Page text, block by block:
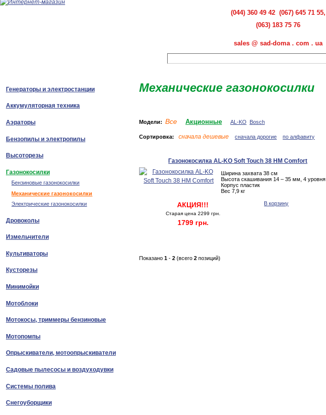
(044) 360 49 42 (067) 645 71 55,
(063) 183 75 76
sales @ sad-doma . com . ua
Генераторы и электростанции
Аккумуляторная техника
Аэраторы
Бензопилы и электропилы
Высоторезы
Газонокосилки
Бензиновые газонокосилки
Механические газонокосилки
Электрические газонокосилки
Дровоколы
Измельчители
Культиваторы
Кусторезы
Минимойки
Мотоблоки
Мотокосы, триммеры бензиновые
Мотопомпы
Опрыскиватели, мотоопрыскиватели
Садовые пылесосы и воздуходувки
Системы полива
Снегоуборщики
Механические газонокосилки
Модели:Все Акционные AL-KO Bosch
Сортировка: сначала дешевые сначала дорогие по алфавиту
Газонокосилка AL-KO Soft Touch 38 HM Comfort
Ширина захвата 38 см
Высота скашивания 14 – 35 мм, 4 уровня
Корпус пластик
Вес 7,9 кг
АКЦИЯ!!!
Старая цена 2299 грн.
1799 грн.
В корзину
Показано1 -2 (всего2 позиций)